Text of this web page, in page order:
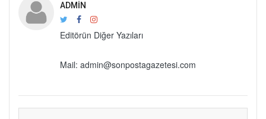
ADMIN
Editörün Diğer Yazıları
Mail: admin@sonpostagazetesi.com